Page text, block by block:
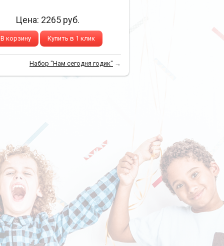
Цена: 2265 руб.
В корзину Купить в 1 клик
Набор "Нам сегодня годик" →